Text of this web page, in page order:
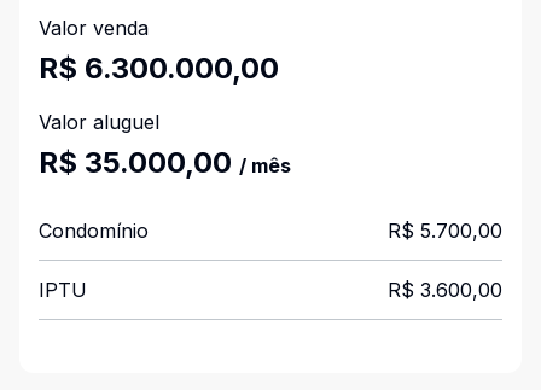
Valor venda
R$ 6.300.000,00
Valor aluguel
R$ 35.000,00 / mês
Condomínio R$ 5.700,00
IPTU R$ 3.600,00